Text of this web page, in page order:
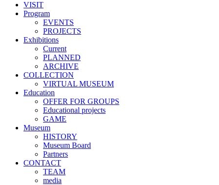
VISIT
Program
EVENTS
PROJECTS
Exhibitions
Current
PLANNED
ARCHIVE
COLLECTION
VIRTUAL MUSEUM
Education
OFFER FOR GROUPS
Educational projects
GAME
Museum
HISTORY
Museum Board
Partners
CONTACT
TEAM
media